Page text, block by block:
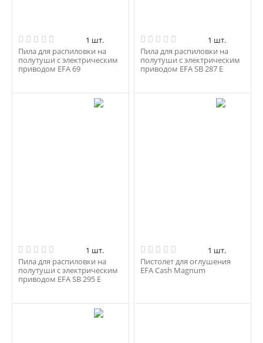
1 шт.
Пила для распиловки на
полутуши с электрическим
приводом EFA 69
1 шт.
Пила для распиловки на
полутуши с электрическим
приводом EFA SB 287 E
1 шт.
Пила для распиловки на
полутуши с электрическим
приводом EFA SB 295 E
1 шт.
Пистолет для оглушения
EFA Cash Magnum